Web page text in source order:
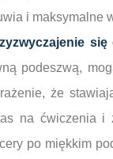
i maksymalne
podeszwą,
że
na ćwiczenia i
po miękkim